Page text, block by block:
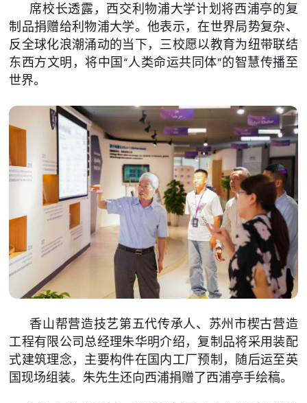
席校长透露，西交利物浦大学计划将西浦亭的复
制品捐赠给利物浦大学。他表示，在世界局势复杂、
反全球化浪潮涌动的当下，三校愿以教育为纽带联结
东西方文明，将中国“人类命运共同体”的智慧传播至
世界。
香山帮营造技艺第五代传承人、苏州市楔古营造
工程有限公司总经理朱华明介绍，复制品将采用装配
式建筑理念，主要构件在国内工厂预制，随后运至英
国现场组装。朱先生还向西浦捐赠了西浦亭手绘稿。